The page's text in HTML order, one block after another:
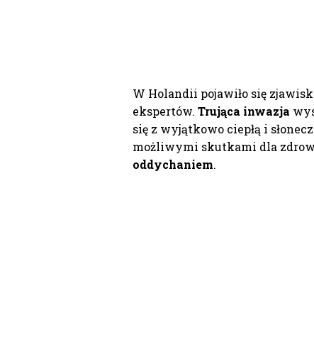
W Holandii pojawiło się
ekspertów. Trująca inwazja
się z wyjątkowo ciepłą i
możliwymi skutkami dla
oddychaniem.